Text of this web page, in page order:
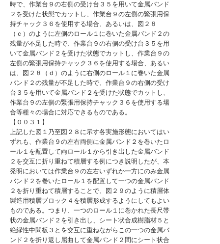
時で、作業台９の右側の受け台３５を用いて金属バンド
２を受けた状態でカットし、作業台９の左側の緊張用保
持チャック３６を使用する場合、あるいは、図２８
（ｃ）のように左側のロール１に巻いた金属バンド２の
残量が不足した時で、作業台９の右側の受け台３５を用
いて金属バンド２を受けた状態でカットし、作業台９の
左側の緊張用保持チャック３６を使用する場合、あるい
は、図２８（ｄ）のように右側のロール１に巻いた金属
バンド２の残量が不足した時で、作業台９の右側の受け
台３５を用いて金属バンド２を受けた状態でカットし、
作業台９の左側の緊張用保持チャック３６を使用する場
合等種々の場合に対応できるものである。
【００３１】
上記した図１乃至図２８に示す各実施形態においてはい
ずれも、作業台９の左右両側に金属バンド２を巻いたロ
ール１を配置して両ロール１から引き出した金属バンド
２を交互に折り重ねて積層する例につき説明したが、本
発明においては作業台９の左右いずれか一方にのみ金属
バンド２を巻いたロール１を配置して一つの金属バンド
２を折り重ねて積層することで、図２９のように積層体
製造用積層ブロック４を積層形成するようにしてもよい
ものである。つまり、一つのロール１に巻かれた長尺帯
状の金属バンド２を引き出し、シート状合成樹脂材５と
絶縁性中間板３とを交互に重ねながらこの一つの金属バ
ンド２を折り返し屈曲して金属バンド２間にシート状合